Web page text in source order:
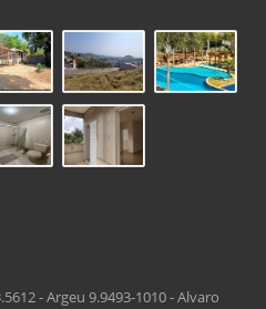
- Argeu 9.9493-1010 - Alvaro